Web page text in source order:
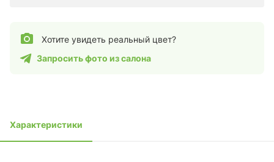
Хотите увидеть реальный цвет?
Запросить фото из салона
Характеристики